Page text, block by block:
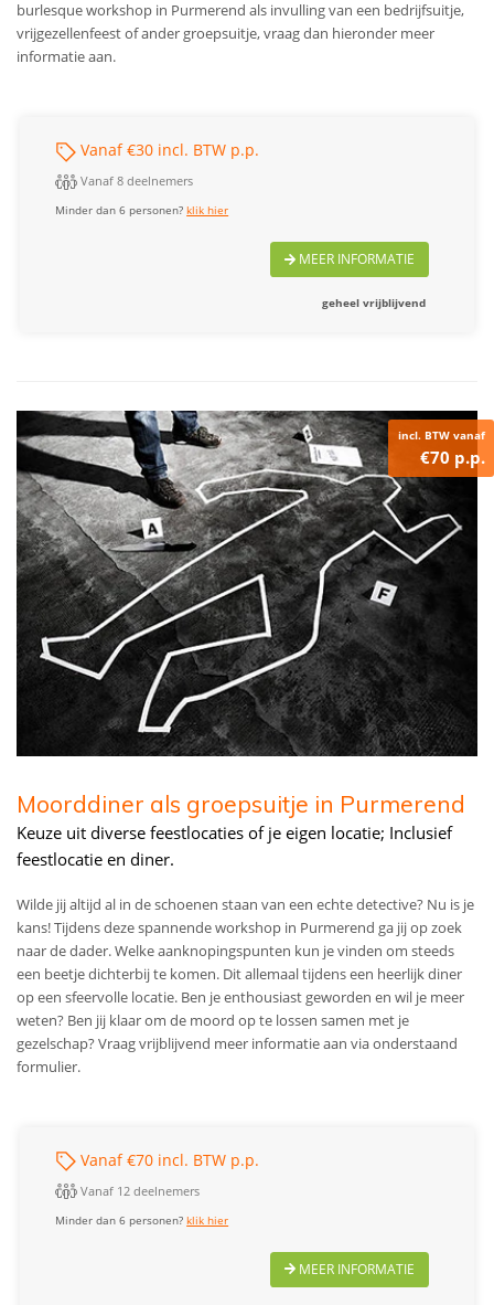
burlesque workshop in Purmerend als invulling van een bedrijfsuitje,
vrijgezellenfeest of ander groepsuitje, vraag dan hieronder meer
informatie aan.
Vanaf €30 incl. BTW p.p.
Vanaf 8 deelnemers
Minder dan 6 personen?klik hier
MEER INFORMATIE
geheel vrijblijvend
incl. BTW vanaf
€70 p.p.
Moorddiner als groepsuitje in Purmerend
Keuze uit diverse feestlocaties of je eigen locatie; Inclusief
feestlocatie en diner.
Wilde jij altijd al in de schoenen staan van een echte detective? Nu is je
kans! Tijdens deze spannende workshop in Purmerend ga jij op zoek
naar de dader. Welke aanknopingspunten kun je vinden om steeds
een beetje dichterbij te komen. Dit allemaal tijdens een heerlijk diner
op een sfeervolle locatie. Ben je enthousiast geworden en wil je meer
weten? Ben jij klaar om de moord op te lossen samen met je
gezelschap? Vraag vrijblijvend meer informatie aan via onderstaand
formulier.
Vanaf €70 incl. BTW p.p.
Vanaf 12 deelnemers
Minder dan 6 personen?klik hier
MEER INFORMATIE